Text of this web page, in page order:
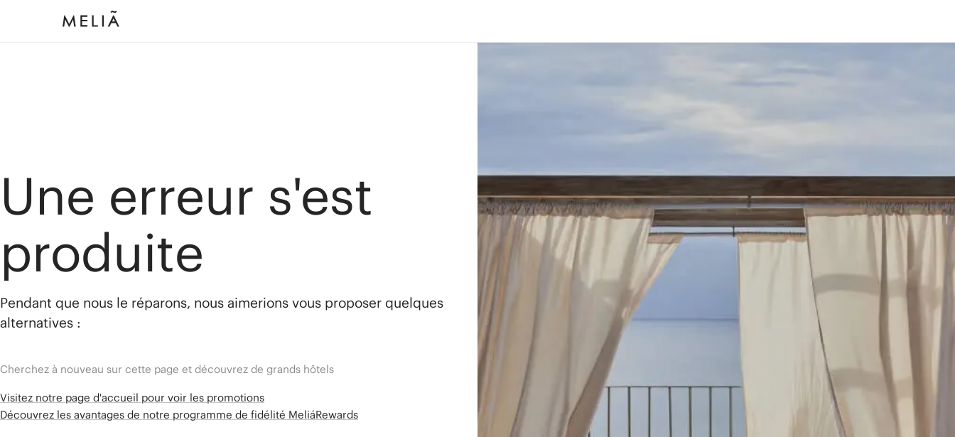
Une erreur s'est
produite
Pendant que nous le réparons, nous aimerions vous proposer quelques
alternatives :
Cherchez à nouveau sur cette page et découvrez de grands hôtels
Visitez notre page d'accueil pour voir les promotions
Découvrez les avantages de notre programme de fidélité MeliáRewards